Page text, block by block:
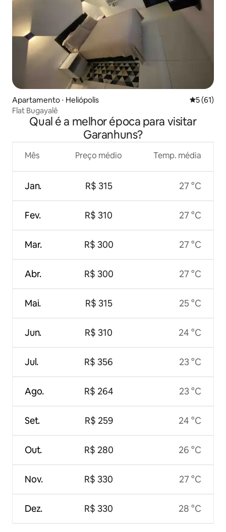
Apartamento ⋅ Heliópolis 5 de uma
5 (61)
Flat Bugayalê
Qual é a melhor época para visitar
Garanhuns?
Mês
Jan.
Fev.
Mar.
Abr.
Mai.
Jun.
Jul.
Ago.
Set.
Out.
Nov.
Dez.
Preço médio
R$ 315
R$ 310
R$ 300
R$ 300
R$ 315
R$ 310
R$ 356
R$ 264
R$ 259
R$ 280
R$ 330
R$ 330
Temp. média
27 °C
27 °C
27 °C
27 °C
25 °C
24 °C
23 °C
23 °C
24 °C
26 °C
27 °C
28 °C